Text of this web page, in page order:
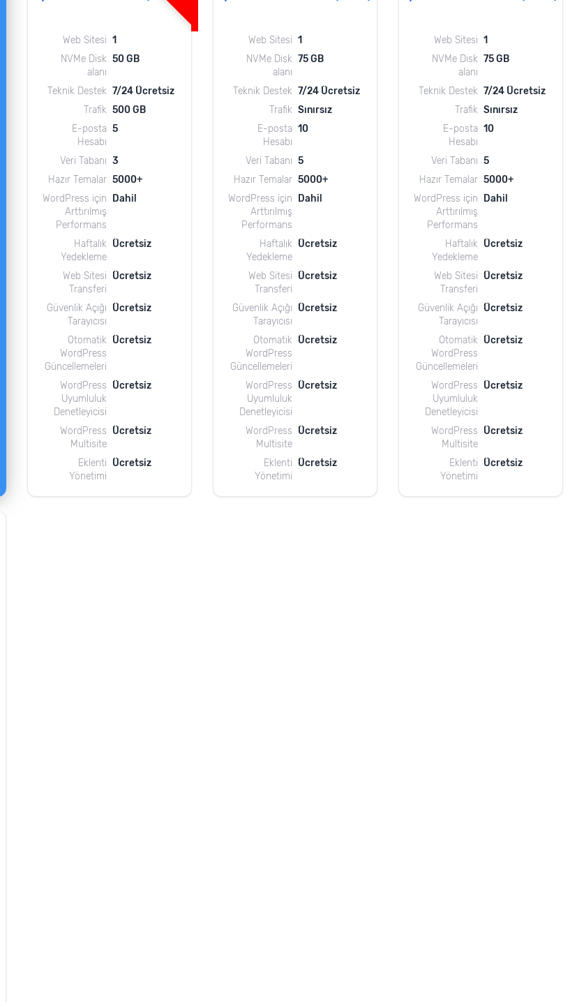
Web Sitesi 1
NVMe Disk
alanı
50 GB
Teknik Destek 7/24 Ücretsiz
Trafik 500 GB
E-posta
Hesabı
5
Veri Tabanı 3
Hazır Temalar 5000+
WordPress için
Arttırılmış
Performans
Dahil
Haftalık
Yedekleme
Ücretsiz
Web Sitesi
Transferi
Ücretsiz
Güvenlik Açığı
Tarayıcısı
Ücretsiz
Otomatik
WordPress
Güncellemeleri
Ücretsiz
WordPress
Uyumluluk
Denetleyicisi
Ücretsiz
WordPress
Multisite
Ücretsiz
Eklenti
Yönetimi
Ücretsiz
Web Sitesi 1
NVMe Disk
alanı
75 GB
Teknik Destek 7/24 Ücretsiz
Trafik Sınırsız
E-posta
Hesabı
10
Veri Tabanı 5
Hazır Temalar 5000+
WordPress için
Arttırılmış
Performans
Dahil
Haftalık
Yedekleme
Ücretsiz
Web Sitesi
Transferi
Ücretsiz
Güvenlik Açığı
Tarayıcısı
Ücretsiz
Otomatik
WordPress
Güncellemeleri
Ücretsiz
WordPress
Uyumluluk
Denetleyicisi
Ücretsiz
WordPress
Multisite
Ücretsiz
Eklenti
Yönetimi
Ücretsiz
Web Sitesi 1
NVMe Disk
alanı
75 GB
Teknik Destek 7/24 Ücretsiz
Trafik Sınırsız
E-posta
Hesabı
10
Veri Tabanı 5
Hazır Temalar 5000+
WordPress için
Arttırılmış
Performans
Dahil
Haftalık
Yedekleme
Ücretsiz
Web Sitesi
Transferi
Ücretsiz
Güvenlik Açığı
Tarayıcısı
Ücretsiz
Otomatik
WordPress
Güncellemeleri
Ücretsiz
WordPress
Uyumluluk
Denetleyicisi
Ücretsiz
WordPress
Multisite
Ücretsiz
Eklenti
Yönetimi
Ücretsiz